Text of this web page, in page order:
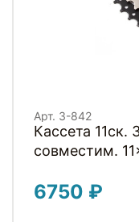
Арт. 3-842
Кассета 11ск. 3-842 SHIMANO-
совместим.
6750 ₽